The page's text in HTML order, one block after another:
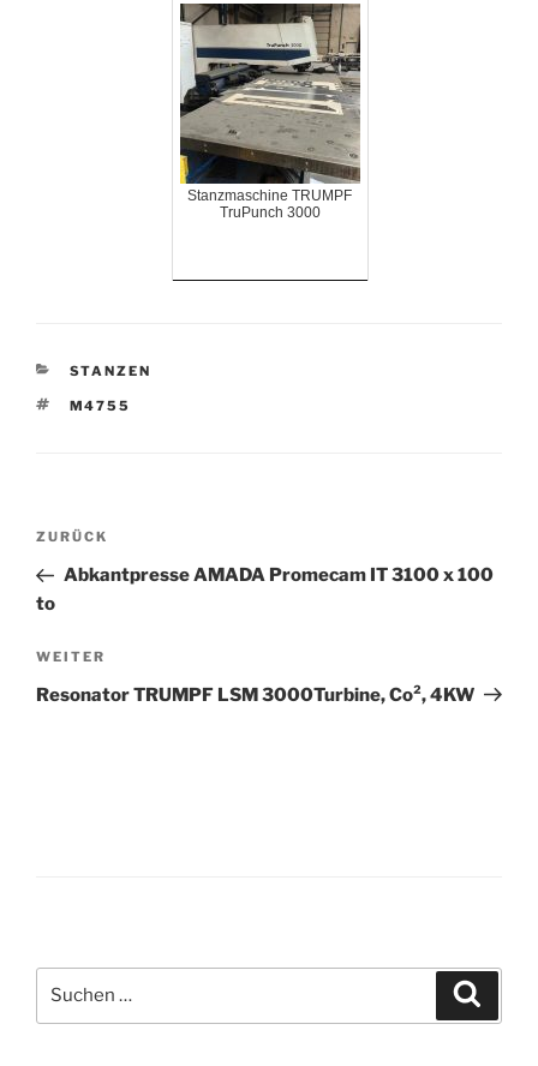
Stanzmaschine TRUMPF
TruPunch 3000
KATEGORIEN
STANZEN
SCHLAGWÖRTER
M4755
Beitrags-
Vorheriger
Beitrag
ZURÜCK
Abkantpresse AMADA Promecam IT 3100 x 100
to
Nächster
Beitrag
WEITER
Resonator TRUMPF LSM 3000Turbine, Co², 4KW
nach: